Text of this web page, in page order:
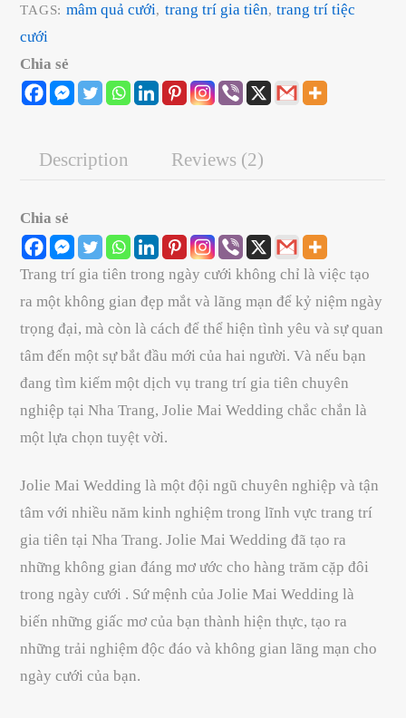
TAGS: mâm quả cưới, trang trí gia tiên,trang trí tiệc
cưới
Chia sẻ
Description Reviews (2)
Chia sẻ
Trang trí gia tiên trong ngày cưới không chỉ là việc tạo
ra một không gian đẹp mắt và lãng mạn để kỷ niệm ngày
trọng đại, mà còn là cách để thể hiện tình yêu và sự quan
tâm đến một sự bắt đầu mới của hai người. Và nếu bạn
đang tìm kiếm một dịch vụ trang trí gia tiên chuyên
nghiệp tại Nha Trang, Jolie Mai Wedding chắc chắn là
một lựa chọn tuyệt vời.
Jolie Mai Wedding là một đội ngũ chuyên nghiệp và tận
tâm với nhiều năm kinh nghiệm trong lĩnh vực trang trí
gia tiên tại Nha Trang. Jolie Mai Wedding đã tạo ra
những không gian đáng mơ ước cho hàng trăm cặp đôi
trong ngày cưới . Sứ mệnh của Jolie Mai Wedding là
biến những giấc mơ của bạn thành hiện thực, tạo ra
những trải nghiệm độc đáo và không gian lãng mạn cho
ngày cưới của bạn.